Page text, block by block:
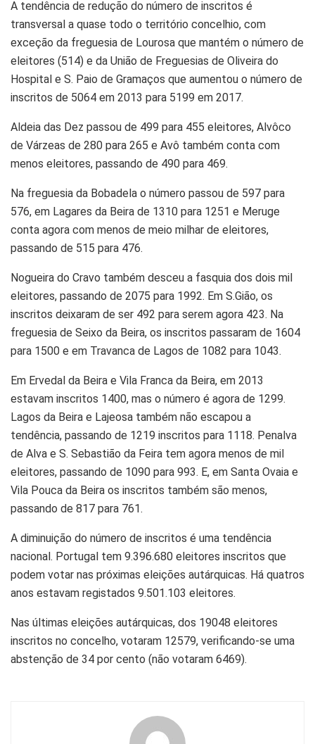
A tendência de redução do número de inscritos é
transversal a quase todo o território concelhio, com
exceção da freguesia de Lourosa que mantém o número de
eleitores (514) e da União de Freguesias de Oliveira do
Hospital e S. Paio de Gramaços que aumentou o número de
inscritos de 5064 em 2013 para 5199 em 2017.
Aldeia das Dez passou de 499 para 455 eleitores, Alvôco
de Várzeas de 280 para 265 e Avô também conta com
menos eleitores, passando de 490 para 469.
Na freguesia da Bobadela o número passou de 597 para
576, em Lagares da Beira de 1310 para 1251 e Meruge
conta agora com menos de meio milhar de eleitores,
passando de 515 para 476.
Nogueira do Cravo também desceu a fasquia dos dois mil
eleitores, passando de 2075 para 1992. Em S.Gião, os
inscritos deixaram de ser 492 para serem agora 423. Na
freguesia de Seixo da Beira, os inscritos passaram de 1604
para 1500 e em Travanca de Lagos de 1082 para 1043.
Em Ervedal da Beira e Vila Franca da Beira, em 2013
estavam inscritos 1400, mas o número é agora de 1299.
Lagos da Beira e Lajeosa também não escapou a
tendência, passando de 1219 inscritos para 1118. Penalva
de Alva e S. Sebastião da Feira tem agora menos de mil
eleitores, passando de 1090 para 993. E, em Santa Ovaia e
Vila Pouca da Beira os inscritos também são menos,
passando de 817 para 761.
A diminuição do número de inscritos é uma tendência
nacional. Portugal tem 9.396.680 eleitores inscritos que
podem votar nas próximas eleições autárquicas. Há quatros
anos estavam registados 9.501.103 eleitores.
Nas últimas eleições autárquicas, dos 19048 eleitores
inscritos no concelho, votaram 12579, verificando-se uma
abstenção de 34 por cento (não votaram 6469).